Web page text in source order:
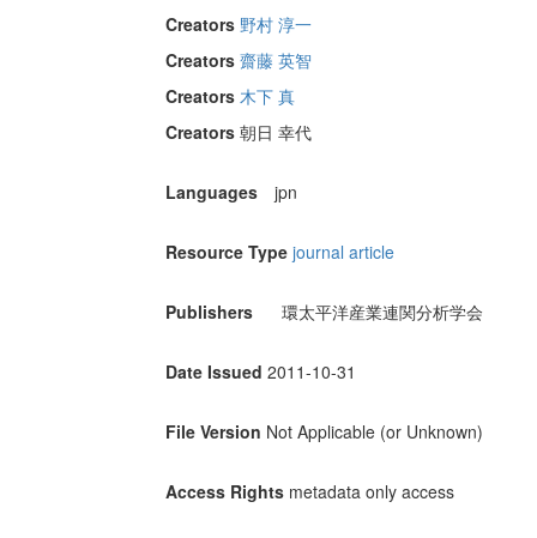
Creators 野村 淳一
Creators 齋藤 英智
Creators 木下 真
Creators 朝日 幸代
Languages jpn
Resource Type journal article
Publishers 環太平洋産業連関分析学会
Date Issued 2011-10-31
File Version Not Applicable (or Unknown)
Access Rights metadata only access